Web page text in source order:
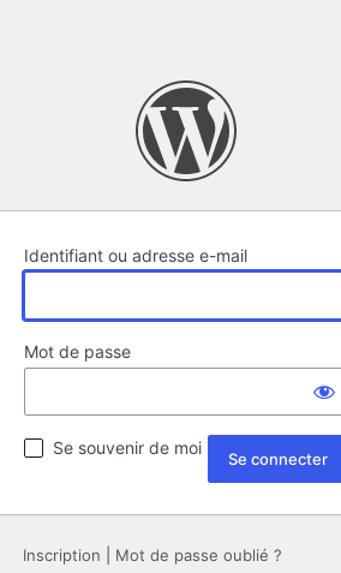
Identifiant ou adresse e-mail
Mot de passe
Se souvenir de moi
Inscription Mot de passe oublié ?